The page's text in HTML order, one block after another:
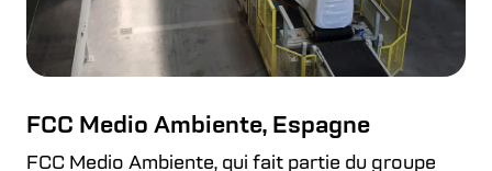
FCC Medio Ambiente, Espagne
FCC Medio Ambiente, qui fait partie du groupe